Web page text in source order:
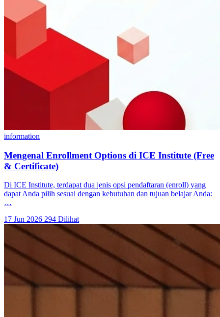
information
Mengenal Enrollment Options di ICE Institute (Free
& Certificate)
Di ICE Institute, terdapat dua jenis opsi pendaftaran (enroll) yang
dapat Anda pilih sesuai dengan kebutuhan dan tujuan belajar Anda:
…
17 Jun 2026 294 Dilihat